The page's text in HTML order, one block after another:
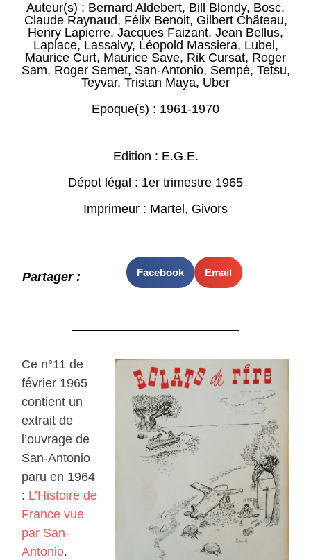
Auteur(s) : Bernard Aldebert, Bill Blondy, Bosc,
Claude Raynaud, Félix Benoit, Gilbert Château,
Henry Lapierre, Jacques Faizant, Jean Bellus,
Laplace, Lassalvy, Léopold Massiera, Lubel ,
Maurice Curt, Maurice Save, Rik Cursat, Roger
Sam, Roger Semet, San-Antonio, Sempé, Tetsu,
Teyvar, Tristan Maya, Uber
Epoque(s) : 1961-1970
Edition : E.G.E.
Dépot légal : 1er trimestre 1965
Imprimeur : Martel, Givors
Partager : Facebook Email
Ce n°11 de
février 1965
contient un
extrait de
l’ouvrage de
San-Antonio
paru en 1964
: L’Histoire de
France vue
par San-
Antonio.